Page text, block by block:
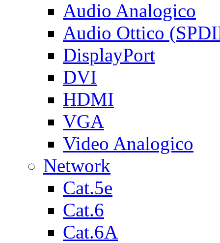
Audio Analogico
Audio Ottico
DisplayPort
DVI
HDMI
VGA
Video Analogico
Network
Cat.5e
Cat.6
Cat.6A